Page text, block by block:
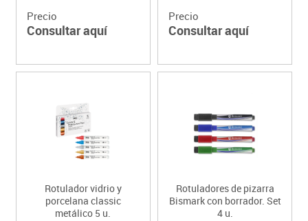
Precio
Consultar aquí
Precio
Consultar aquí
Rotulador vidrio y
porcelana classic
metálico 5 u.
Rotuladores de pizarra
Bismark con borrador. Set
4 u.